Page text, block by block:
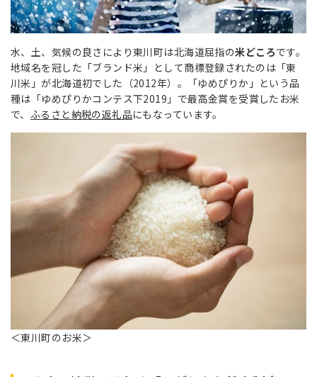
水、土、気候の良さにより東川町は北海道屈指の米どころです。
地域名を冠した「ブランド米」として商標登録されたのは「東
川米」が北海道初でした（2012年）。「ゆめぴりか」という品
種は「ゆめぴりかコンテス下2019」で最高金賞を受賞したお米
で、 ふるさと納税の返礼品にもなっています。
＜東川町のお米＞